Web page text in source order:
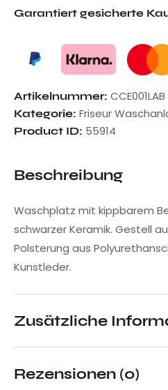
Garantiert gesicherte
Artikelnummer: CCE001LAB
Kategorie: Friseur
Product ID: 55914
Beschreibung
Waschplatz mit kippbarem
schwarzer Keramik. Gestell
Polsterung aus
Kunstleder.
Zusätzliche
Rezensionen (0)